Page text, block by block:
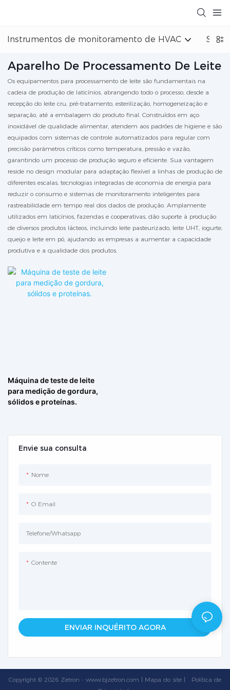
Instrumentos de monitoramento de HVAC
Aparelho De Processamento De Leite
Os equipamentos para processamento de leite são fundamentais na
cadeia de produção de laticínios, abrangendo todo o processo, desde a
recepção do leite cru, pré-tratamento, esterilização, homogeneização e
separação, até a embalagem do produto final. Construídos em aço
inoxidável de qualidade alimentar, atendem aos padrões de higiene e são
equipados com sistemas de controle automatizados para regular com
precisão parâmetros críticos como temperatura, pressão e vazão,
garantindo um processo de produção seguro e eficiente. Sua vantagem
reside no design modular para adaptação flexível a linhas de produção de
diferentes escalas, tecnologias integradas de economia de energia para
reduzir o consumo e sistemas de monitoramento inteligentes para
rastreabilidade em tempo real dos dados de produção. Amplamente
utilizados em laticínios, fazendas e cooperativas, dão suporte à produção
de diversos produtos lácteos, incluindo leite pasteurizado, leite UHT, iogurte,
queijo e leite em pó, ajudando as empresas a aumentar a capacidade
produtiva e a qualidade dos produtos.
Envie sua consulta
Nome
O Email
Telefone/whatsapp
Contente
ENVIAR INQUÉRITO AGORA
Máquina de teste de leite
para medição de gordura,
sólidos e proteínas.
Copyright © 2026 Zetron - www.bjzetron.com | Mapa do site | Política de